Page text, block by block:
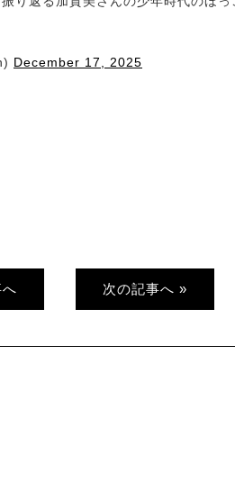
December 17, 2025
次の記事へ »